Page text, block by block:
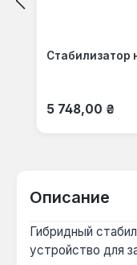
Стабилизатор
Обычная
5 748,00 ₴
Описание
Гибридный
устройство для